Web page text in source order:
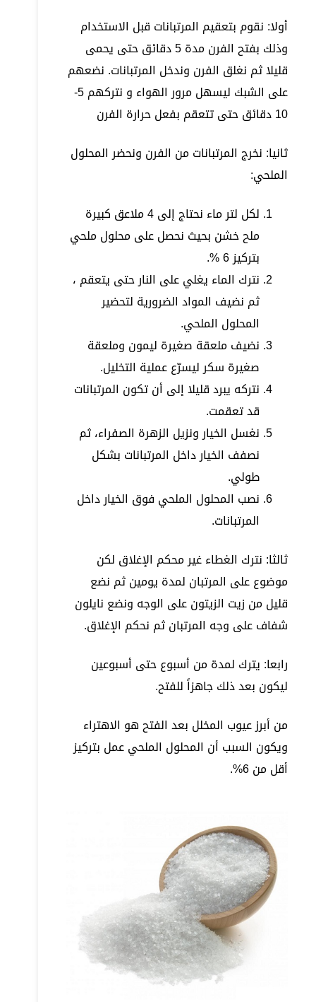
أولا: نقوم بتعقيم المرتبانات قبل الاستخدام
وذلك بفتح الفرن مدة 5 دقائق حتى يحمى
قليلا ثم نغلق الفرن وندخل المرتبانات. نضعهم
على الشبك ليسهل مرور الهواء و نتركهم 5-
10 دقائق حتى تتعقم بفعل حرارة الفرن
ثانيا: نخرج المرتبانات من الفرن ونحضر المحلول
الملحي:
لكل لتر ماء نحتاج إلى 4 ملاعق كبيرة
ملح خشن بحيث نحصل على محلول ملحي
بتركيز 6 %.
نترك الماء يغلي على النار حتى يتعقم ،
ثم نضيف المواد الضرورية لتحضير
المحلول الملحي.
نضيف ملعقة صغيرة ليمون وملعقة
صغيرة سكر ليسرّع عملية التخليل.
نتركه يبرد قليلا إلى أن تكون المرتبانات
قد تعقمت.
نغسل الخيار ونزيل الزهرة الصفراء، ثم
نصفف الخيار داخل المرتبانات بشكل
طولي.
نصب المحلول الملحي فوق الخيار داخل
المرتبانات.
ثالثا: نترك الغطاء غير محكم الإغلاق لكن
موضوع على المرتبان لمدة يومين ثم نضع
قليل من زيت الزيتون على الوجه ونضع نايلون
شفاف على وجه المرتبان ثم نحكم الإغلاق.
رابعا: يترك لمدة من أسبوع حتى أسبوعين
ليكون بعد ذلك جاهزاً للفتح.
من أبرز عيوب المخلل بعد الفتح هو الاهتراء
ويكون السبب أن المحلول الملحي عمل بتركيز
أقل من 6%.